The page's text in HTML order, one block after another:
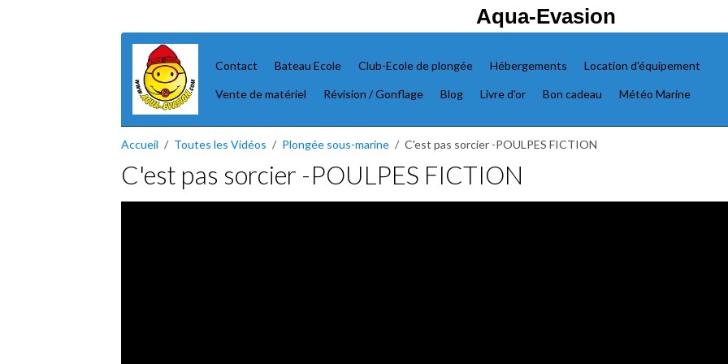
Aqua-Evasion
Contact Bateau Ecole Club-Ecole de plongée Hébergements Location d'équipement
Vente de matériel Révision / Gonflage Blog Livre d'or Bon cadeau Météo Marine
Accueil Toutes les Vidéos Plongée sous-marine C'est pas sorcier -POULPES FICTION
C'est pas sorcier -POULPES FICTION